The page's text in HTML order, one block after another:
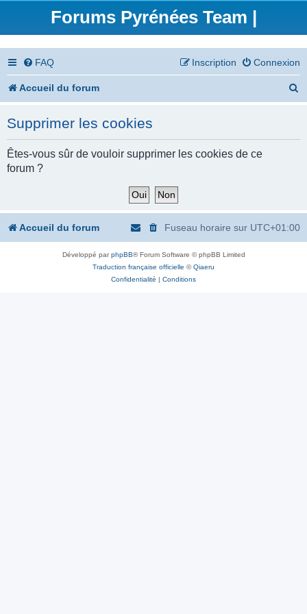
Forums Pyrénées Team |
FAQ Connexion
Inscription
Accueil du forum
c
Supprimer les cookies
Êtes-vous sûr de vouloir supprimer les cookies de ce
forum ?
Accueil du forum Fuseau horaire sur UTC+01:00
Développé parphpBB® Forum Software © phpBB Limited
Traduction française officielle ©Qiaeru
Confidentialité | Conditions